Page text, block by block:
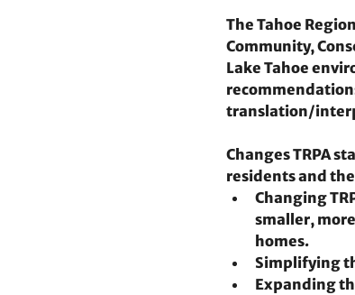
The Tahoe
Community,
Lake Tahoe
translation/
Changes TRPA
residents and
Changing
smaller,
homes.
Simplifying
Expanding